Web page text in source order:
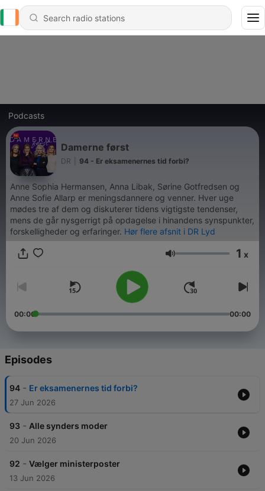
Podcasts
Damerne først
DR 94 - Er eksamenernes tid forbi?
Anne Sophia Hermansen, Anna Libak, Sørine Gotfredsen og
Anne Sofie Allarp er meningsdannere og venner. Hver uge
mødes tre af dem og diskuterer tidens vigtigste tendenser,
mens de går nysgerrigt på opdagelse i hinandens synspunkter,
forskelligheder og erfaringer. Hør flere afsnit i DR Lyd
Volume 1 x
00:00 00:00
Episodes
94 - Er eksamenernes tid forbi?
27 Jun 2026
93 - Alle synders moder
20 Jun 2026
92 - Vælger ministerposter
13 Jun 2026